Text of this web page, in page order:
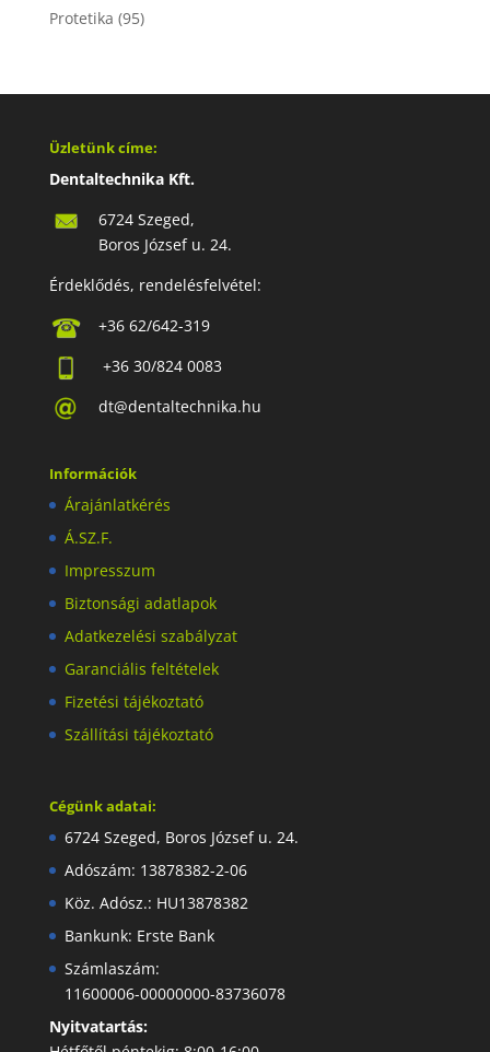
Protetika (95)
Üzletünk címe:
Dentaltechnika Kft.
6724 Szeged,
Boros József u. 24.
Érdeklődés, rendelésfelvétel:
+36 62/642-319
+36 30/824 0083
dt@dentaltechnika.hu
Információk
Árajánlatkérés
Á.SZ.F.
Impresszum
Biztonsági adatlapok
Adatkezelési szabályzat
Garanciális feltételek
Fizetési tájékoztató
Szállítási tájékoztató
Cégünk adatai:
6724 Szeged, Boros József u. 24.
Adószám: 13878382-2-06
Köz. Adósz.: HU13878382
Bankunk: Erste Bank
Számlaszám:
11600006-00000000-83736078
Nyitvatartás: